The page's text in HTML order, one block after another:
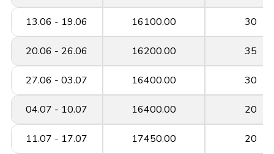
13.06 - 19.06 16100.00 30
20.06 - 26.06 16200.00 35
27.06 - 03.07 16400.00 30
04.07 - 10.07 16400.00 20
11.07 - 17.07 17450.00 20